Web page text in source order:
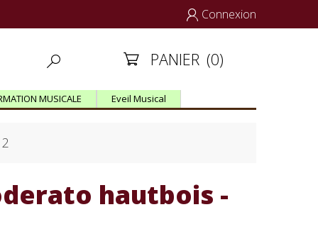
 Connexion
  PANIER (0)
MUSICALE Eveil Musical
hautbois -